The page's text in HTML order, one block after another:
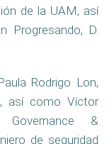
de la UAM, así
Progresando, D.
Rodrigo Lon,
, así como Víctor
&
de seguridad